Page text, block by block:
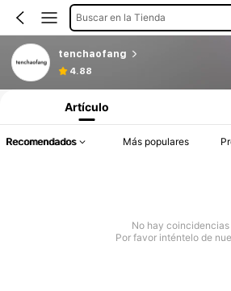
Buscar en la Tienda
tenchaofang
4.88
Artículo
Recomendados Más populares
No hay coincidencias
Por favor inténtelo de